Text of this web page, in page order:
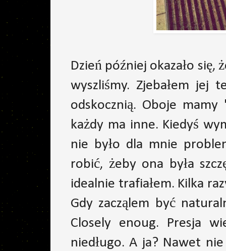
Dzień później okazało się,
wyszliśmy. Zjebałem jej
odskocznią. Oboje
każdy ma inne. Kiedyś
nie było dla mnie
robić, żeby ona była
idealnie trafiałem. Kilka
Gdy zacząlem być
Closely enoug. Presja
niedługo. A ja? Nawet